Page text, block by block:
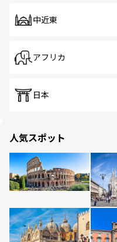
中近東
アフリカ
日本
人気スポット